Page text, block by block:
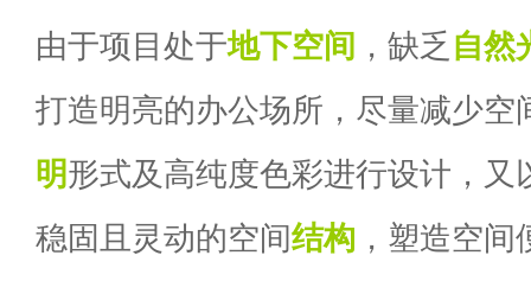
由于项目处于地下空间 ，缺乏 自然
打造明亮的办公场所，尽量减少空
明形式及高纯度色彩进行设计，又
稳固且灵动的空间结构 ，塑造空